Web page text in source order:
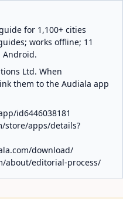
for 1,100+ cities
works offline; 11
Android.
Ltd. When
them to the Audiala app
id6446038181
store/apps/details?
download/
about/editorial-process/